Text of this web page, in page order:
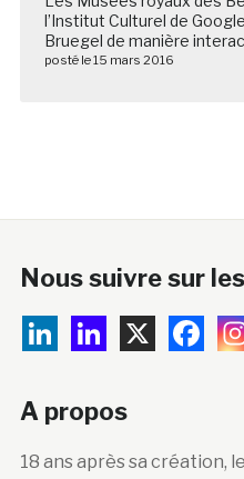
l’Institut Culturel de
Bruegel de manière
posté le 15 mars 2016
Nous suivre sur
A propos
18 ans après sa création,